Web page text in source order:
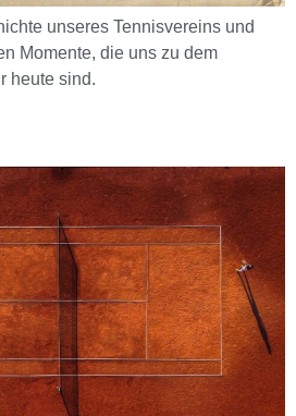
unseres Tennisvereins und
Momente, die uns zu dem
heute sind.